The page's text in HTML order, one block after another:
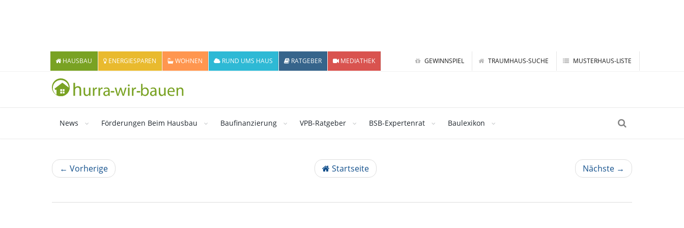
GEWINNSPIEL TRAUMHAUS-SUCHE MUSTERHAUS-LISTE
HAUSBAU ENERGIESPAREN WOHNEN RUND UMS HAUS RATGEBER MEDIATHEK
News Förderungen Beim Hausbau Baufinanzierung VPB-Ratgeber BSB-Expertenrat Baulexikon
← Vorherige Startseite Nächste →